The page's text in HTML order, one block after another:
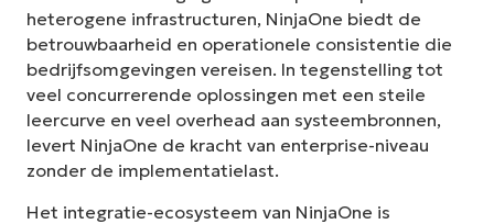
heterogene infrastructuren, NinjaOne biedt de
betrouwbaarheid en operationele consistentie die
bedrijfsomgevingen vereisen. In tegenstelling tot
veel concurrerende oplossingen met een steile
leercurve en veel overhead aan systeembronnen,
levert NinjaOne de kracht van enterprise-niveau
zonder de implementatielast.
Het integratie-ecosysteem van NinjaOne is